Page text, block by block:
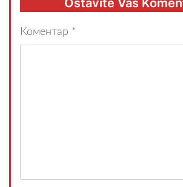
Ostavite Vaš
Коментар *